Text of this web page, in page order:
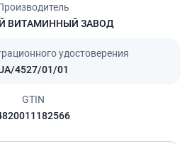
ВИТАМИННЫЙ ЗАВОД
удостоверения
4527/01/01
GTIN